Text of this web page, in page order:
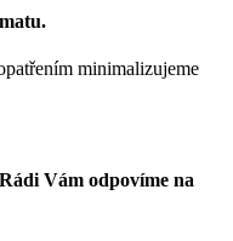
minimalizujeme
Vám odpovíme na